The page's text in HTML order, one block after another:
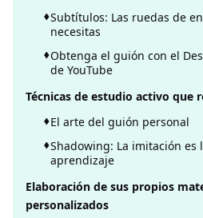
Subtítulos: Las ruedas de
necesitas
Obtenga el guión con el
de YouTube
Técnicas de estudio activo que
El arte del guión personal
Shadowing: La imitación es
aprendizaje
Elaboración de sus propios
personalizados